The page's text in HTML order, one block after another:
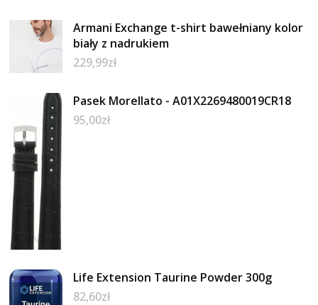
Armani Exchange t-shirt bawełniany kolor
biały z nadrukiem
229,99zł
Pasek Morellato - A01X2269480019CR18
95,00zł
Life Extension Taurine Powder 300g
82,60zł